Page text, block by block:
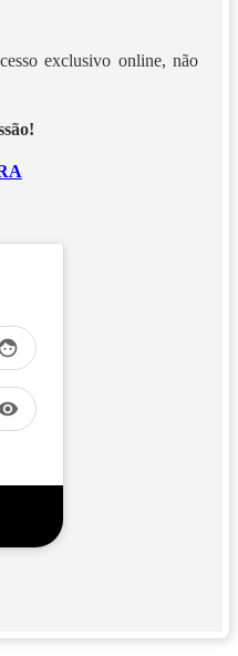
exclusivo online, não